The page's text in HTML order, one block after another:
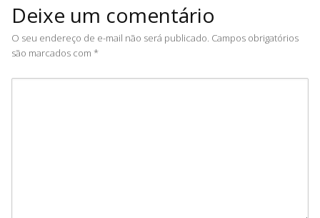
Deixe um comentário
O seu endereço de e-mail não será publicado. Campos obrigatórios
são marcados com *